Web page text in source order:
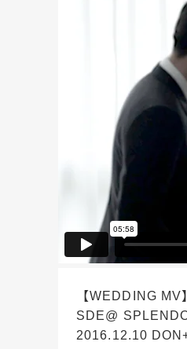
【WEDDING
SDE@
2016.12.10